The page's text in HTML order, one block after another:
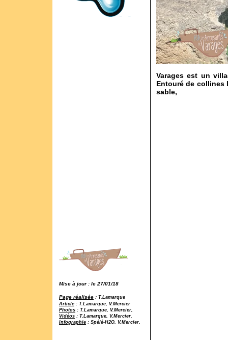
Varages est un
Entouré de collines
sable,
Mise à jour : le 27/01/18
Page réalisée : T.Lamarque
Article : T.Lamarque, V.Mercier
Photos : T.Lamarque, V.Mercier,
Vidéos : T.Lamarque, V.Mercier,
Infographie : Spélé-H2O, V.Mercier,